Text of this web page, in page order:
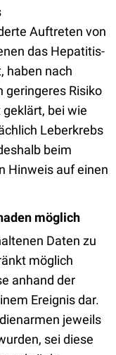
Auftreten von
das Hepatitis-
haben nach
geringeres Risiko
bei wie
Leberkrebs
beim
Hinweis auf einen
möglich
Daten zu
möglich
anhand der
Ereignis dar.
jeweils
sei diese